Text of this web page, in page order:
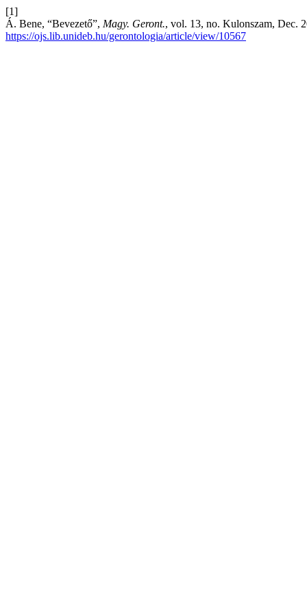
[1]
Á. Bene, “Bevezető”, Magy. Geront., vol. 13, no. Kulonszam, Dec.
https://ojs.lib.unideb.hu/gerontologia/article/view/10567